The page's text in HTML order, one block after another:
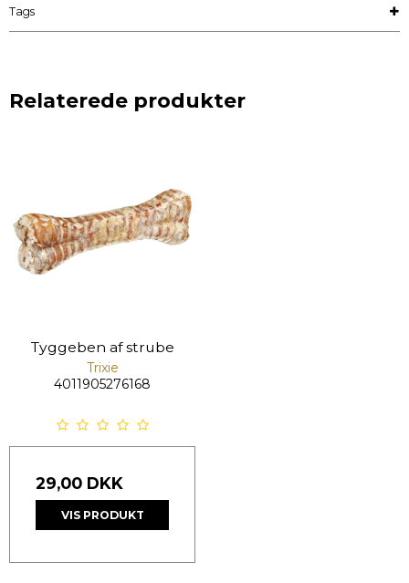
Tags
Relaterede produkter
Tyggeben af strube
Trixie
4011905276168
29,00 DKK
VIS PRODUKT